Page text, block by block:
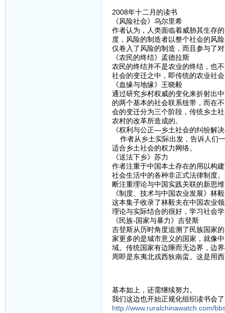
2008年十二月的读书
《风险社会》乌尔里希
作者认为，人类面临着威胁其生存
度，风险的制造者以整个社会的风
仅卷入了风险的制造，而且参与了
《农民的终结》孟德拉斯
农民的终结并不是农业的终结，也
社会的变迁之中，即传统的农业社
《血缘与地缘》王晓毅
通过研究乡村权威的变化来折射出
的两个基本的社会联系纽带，而在
会的变迁分为三个阶段，传统乡土
农村的改革所造成的。
《权利与公正—乡土社会的纠纷解
作者从乡土实际出发，告诉人们
适合乡土社会的权力网络。
《送法下乡》苏力
作者注重于中国本土存在的用以构
社会生活中的各种非正式法律制度
断注重理论与中国实践关联的新思
《制度、技术与中国农业发展》林
这本集子收录了林毅夫在中国农业
理论与实际结合的很好，学习社会
《民族-国家与暴力》吉登斯
吉登斯从历时角度追溯了民族国家
家更多的是城市意义的国家，就像
域。传统国家有边陲而无边界，边
周即是东夷北戎西狄南蛮。这是用
基本如上，还需继续努力。
我们这边也开始正规化组织读书会
http://www.ruralchinawatch.com/